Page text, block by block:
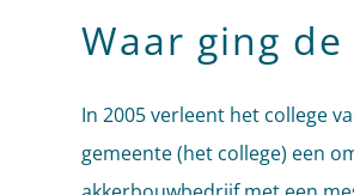
Waar ging de
In 2005 verleent het college
gemeente (het college) een